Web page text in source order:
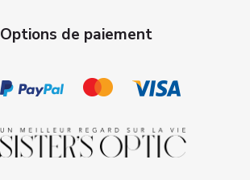
Options de paiement